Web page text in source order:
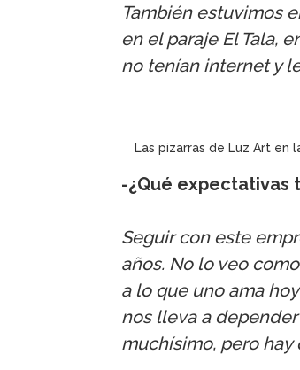
También estuvimos
en el paraje El Tala,
no tenían internet y
Las pizarras de Luz Art en
-¿Qué expectativas
Seguir con este
años. No lo veo
a lo que uno ama
nos lleva a
muchísimo, pero hay